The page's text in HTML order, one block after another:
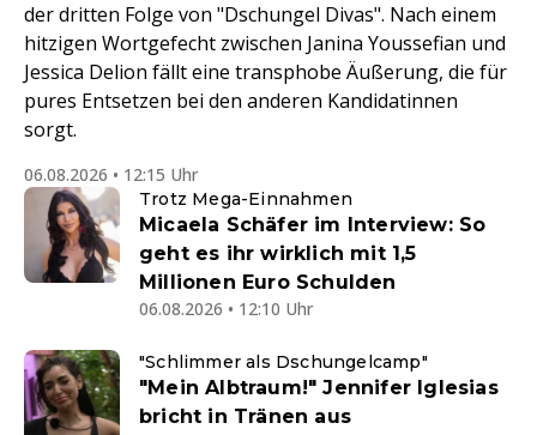
der dritten Folge von "Dschungel Divas". Nach einem
hitzigen Wortgefecht zwischen Janina Youssefian und
Jessica Delion fällt eine transphobe Äußerung, die für
pures Entsetzen bei den anderen Kandidatinnen
sorgt.
06.08.2026 • 12:15 Uhr
Trotz Mega-Einnahmen
Micaela Schäfer im Interview: So
geht es ihr wirklich mit 1,5
Millionen Euro Schulden
06.08.2026 • 12:10 Uhr
"Schlimmer als Dschungelcamp"
"Mein Albtraum!" Jennifer Iglesias
bricht in Tränen aus